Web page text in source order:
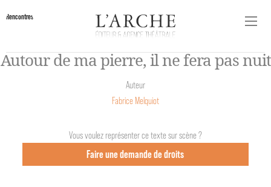
Rencontres
Autour de ma pierre, il ne fera pas nuit
Auteur
Fabrice Melquiot
Vous voulez représenter ce texte sur scène ?
Faire une demande de droits